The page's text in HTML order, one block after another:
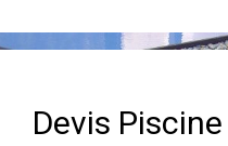
Devis Piscine